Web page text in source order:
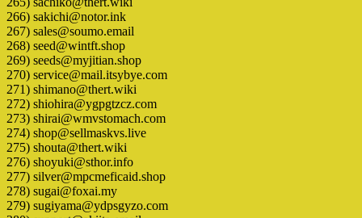
266) sakichi@notor.ink
267) sales@soumo.email
268) seed@wintft.shop
269) seeds@myjitian.shop
270) service@mail.itsybye.com
271) shimano@thert.wiki
272) shiohira@ygpgtzcz.com
273) shirai@wmvstomach.com
274) shop@sellmaskvs.live
275) shouta@thert.wiki
276) shoyuki@sthor.info
277) silver@mpcmeficaid.shop
278) sugai@foxai.my
279) sugiyama@ydpsgyzo.com